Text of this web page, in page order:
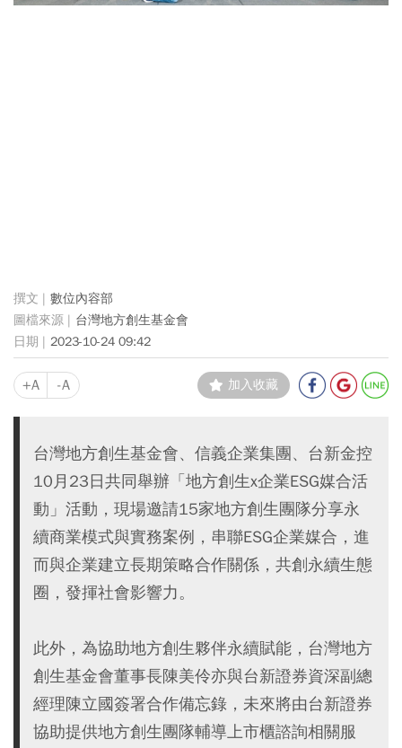
數位內容部
台灣地方創生基金會
2023-10-24 09:42
+A -A 加入收藏
台灣地方創生基金會、信義企業集團、台新金控
10月23日共同舉辦「地方創生x企業ESG媒合活
動」活動，現場邀請15家地方創生團隊分享永
續商業模式與實務案例，串聯ESG企業媒合，進
而與企業建立長期策略合作關係，共創永續生態
圈，發揮社會影響力。
此外，為協助地方創生夥伴永續賦能，台灣地方
創生基金會董事長陳美伶亦與台新證券資深副總
經理陳立國簽署合作備忘錄，未來將由台新證券
協助提供地方創生團隊輔導上市櫃諮詢相關服